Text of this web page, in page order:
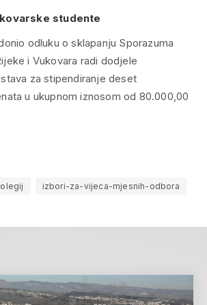
studente
odluku o sklapanju Sporazuma
i Vukovara radi dodjele
za stipendiranje deset
u ukupnom iznosom od 80.000,00
izbori-za-vijeca-mjesnih-odbora